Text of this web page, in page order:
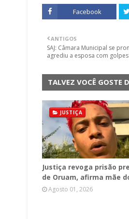
Facebook
ANTIGOS
SAJ: Câmara Municipal se
agrediu a esposa com
TALVEZ VOCÊ GOSTE
JUSTIÇA
Justiça revoga prisão
de Oruam, afirma mãe
Agosto 01, 2026